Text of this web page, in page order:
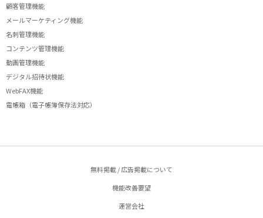
顧客管理機能
メールマーケティング機能
名刺管理機能
コンテンツ管理機能
動画管理機能
デジタル招待状機能
WebFAX機能
電帳箱（電子帳簿保存法対応）
無料掲載 / 広告掲載について
機能改善要望
運営会社